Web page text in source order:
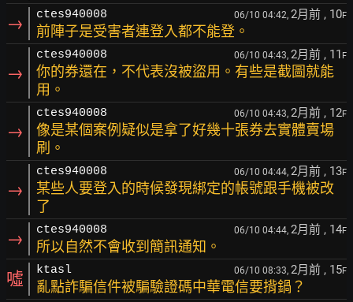
→ ctes940008 06/10 04:42, 2月前 , 10F
前陣子是受害者連登入都不能登。
→
ctes940008 06/10 04:43, 2月前 , 11 F
你的券還在，不代表沒被盜用。有些是截圖就能
用。
→
ctes940008 06/10 04:43, 2月前 , 12F
像是某個案例疑似是拿了好幾十張券去實體賣場
刷。
→
ctes940008 06/10 04:44, 2月前 , 13F
某些人要登入的時候發現綁定的帳號跟手機被改
了
→ ctes940008 06/10 04:44, 2月前 , 14F
所以自然不會收到簡訊通知。
噓 ktasl 06/10 08:33, 2月前 , 15F
亂點詐騙信件被騙驗證碼中華電信要揹鍋？